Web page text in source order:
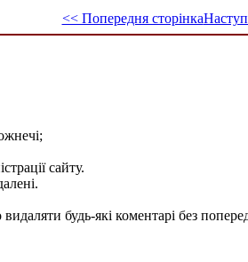
<< Попередня сторінка
сайту.
будь-які коментарі без